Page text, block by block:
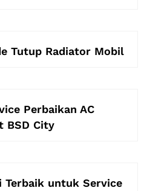
Tutup Radiator Mobil
Perbaikan AC
BSD City
untuk Service